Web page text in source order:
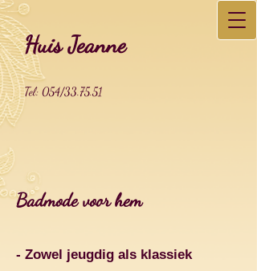
Huis Jeanne
Tel: 054/33.75.51
Badmode voor hem
- Zowel jeugdig als klassiek